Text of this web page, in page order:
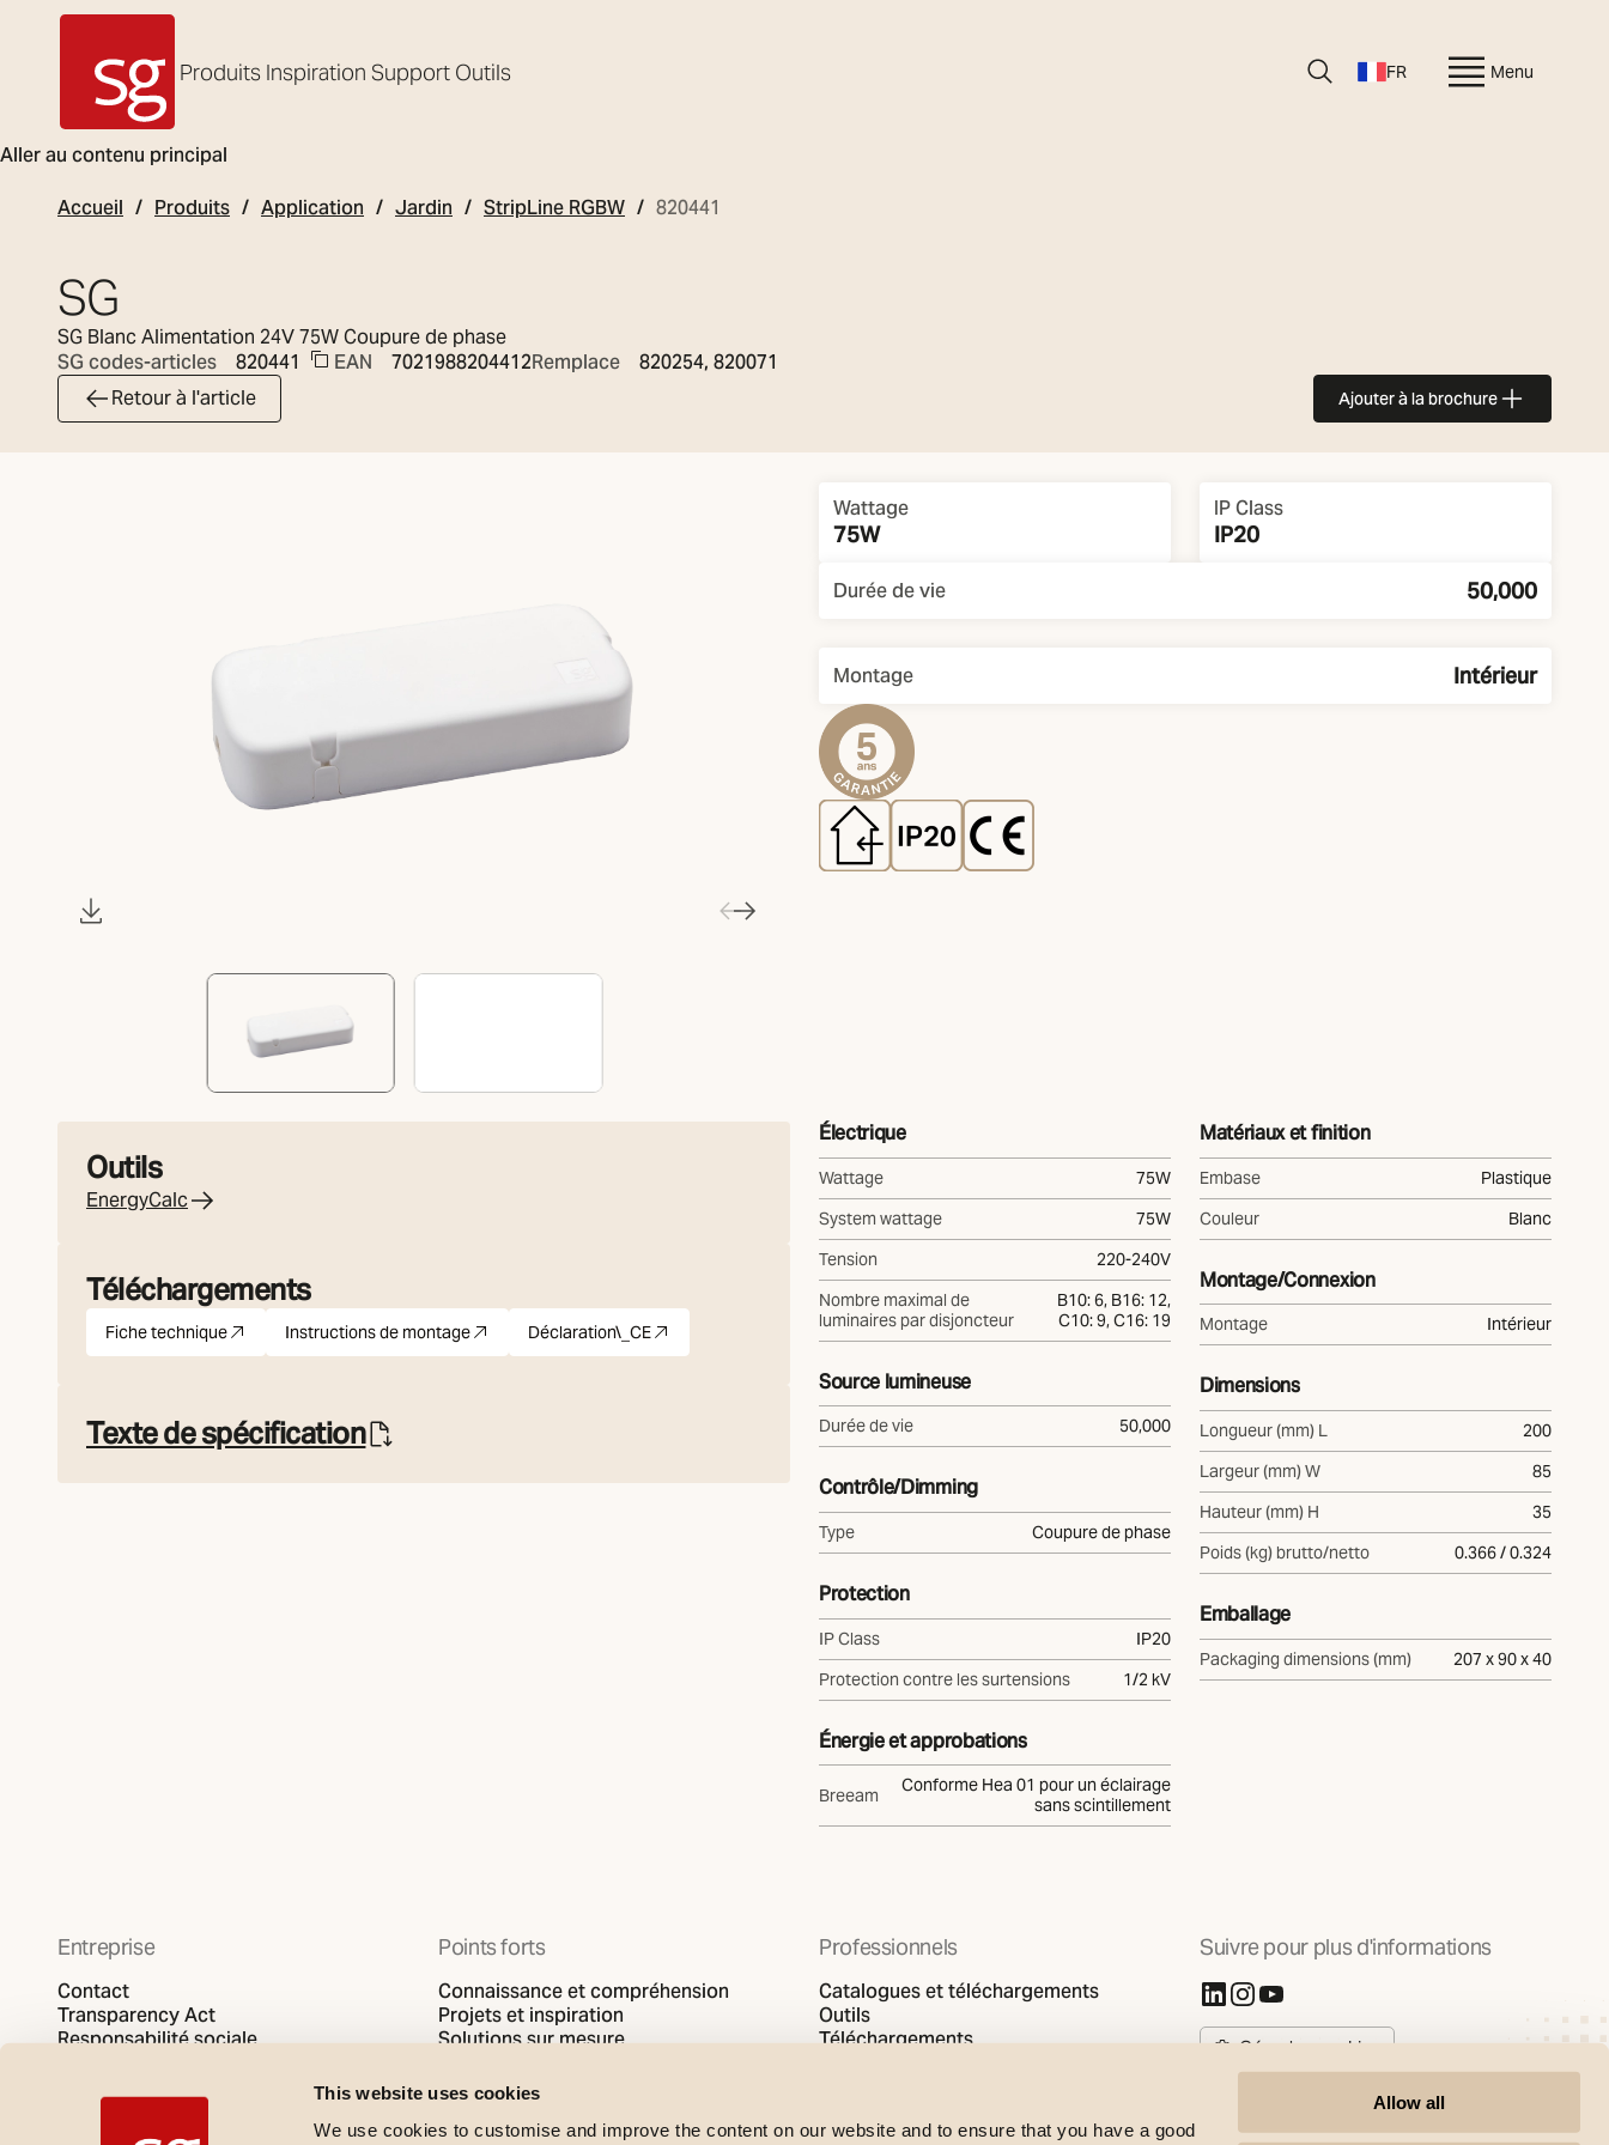
This website uses cookies
We use cookies to customise and improve the content on our website and to ensure that you have a good
Allow all
Aller au contenu principal
SG Armaturen
Produits Inspiration Support Outils FR Menu
Accueil Produits Application Jardin StripLine RGBW 820441
SG
SG Blanc Alimentation 24V 75W Coupure de phase
SG codes-articles
820441 EAN 7021988204412Remplace
820254, 820071
Retour à l'article
Ajouter à la brochure
Overview
Wattage
75W
IP Class
IP20
Durée de vie 50,000
Montage Intérieur
Outils
EnergyCalc
Téléchargements
Fiche technique
pdf
(S'ouvre dans un nouvel onglet)
Instructions de montage
pdf
(S'ouvre dans un nouvel onglet)
Déclaration\_CE
pdf
(S'ouvre dans un nouvel onglet)
Texte de spécification
Électrique
Wattage
75W
System wattage
75W
Tension
220-240V
Nombre maximal de
luminaires par disjoncteur
B10: 6, B16: 12,
C10: 9, C16: 19
Source lumineuse
Durée de vie 50,000
Contrôle/Dimming
Type Coupure de phase
Protection
IP Class
IP20
Protection contre les surtensions
1/2 kV
Énergie et approbations
Breeam
Conforme Hea 01 pour un éclairage
sans scintillement
Matériaux et finition
Embase
Plastique
Couleur
Blanc
Montage/Connexion
Montage Intérieur
Dimensions
Longueur (mm) L
200
Largeur (mm) W
85
Hauteur (mm) H
35
Poids (kg) brutto/netto
0.366 / 0.324
Emballage
Packaging dimensions (mm) 207 x 90 x 40
Entreprise
Contact
Transparency Act
Responsabilité sociale
Politique en matière de cookies
Points forts
Connaissance et compréhension
Projets et inspiration
Solutions sur mesure
Professionnels
Catalogues et téléchargements
Outils
Téléchargements
Suivre pour plus d'informations
(S'ouvre dans un nouvel onglet)
(S'ouvre dans un nouvel onglet)
(S'ouvre dans un nouvel onglet)
Gérer les cookies